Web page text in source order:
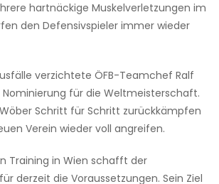
hartnäckige Muskelverletzungen im
den Defensivspieler immer wieder
verzichtete ÖFB-Teamchef Ralf
Nominierung für die Weltmeisterschaft.
Schritt für Schritt zurückkämpfen
Verein wieder voll angreifen.
Training in Wien schafft der
derzeit die Voraussetzungen. Sein Ziel